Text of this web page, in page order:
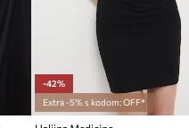
-42%
Extra -5% s kodom: OFF*